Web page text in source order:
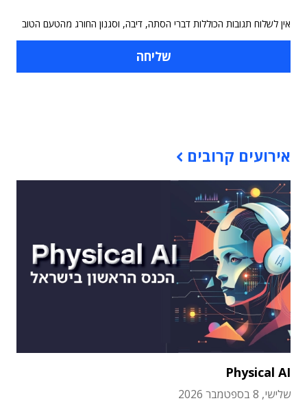
אין לשלוח תגובות הכוללות דברי הסתה, דיבה, וסגנון החורג מהטעם הטוב
אירועים קרובים
Physical AI
שלישי, 8 בספטמבר 2026